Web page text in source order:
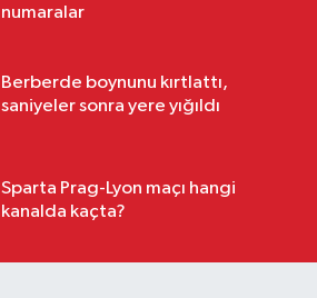
numaralar
Berberde boynunu kırtlattı,
saniyeler sonra yere yığıldı
Sparta Prag-Lyon maçı hangi
kanalda kaçta?